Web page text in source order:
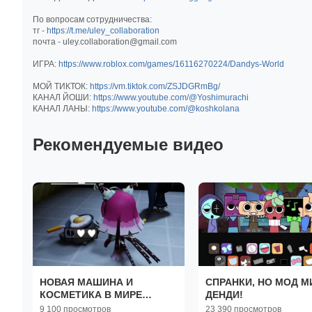
По вопросам сотрудничества:
тг - https://t.me/uley_collaboration
почта - uley.collaboration@gmail.com
ИГРА: https://www.roblox.com/games/16116270224/Dandys-World
МОЙ ТИКТОК: https://vm.tiktok.com/ZSJDGRmBg/
КАНАЛ ЙОШИ: https://www.youtube.com/@Yoshimurachi
КАНАЛ ЛАНЫ: https://www.youtube.com/@koshkolana
Рекомендуемые видео
НОВАЯ МАШИНА И
КОСМЕТИКА В МИРЕ
ДЕНДИ!
9 100 просмотров
СПРАНКИ, НО МОД
ДЕНДИ!
23 390 просмотров